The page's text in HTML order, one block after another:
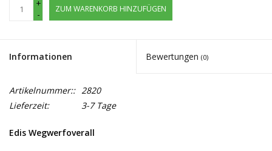
+
-
ZUM WARENKORB HINZUFÜGEN
Informationen Bewertungen (0)
Artikelnummer:: 2820
Lieferzeit:
3-7 Tage
Edis Wegwerfoverall